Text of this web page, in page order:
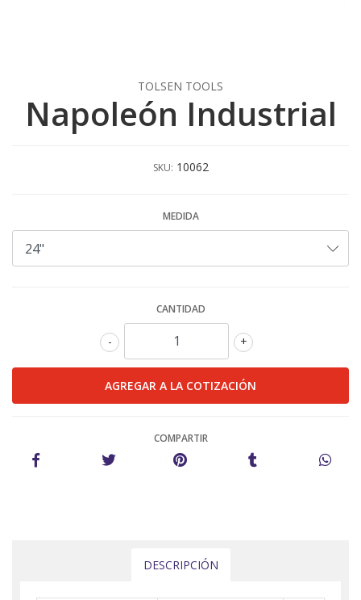
TOLSEN TOOLS
Napoleón Industrial
SKU: 10062
MEDIDA
CANTIDAD
+
-
COMPARTIR
DESCRIPCIÓN